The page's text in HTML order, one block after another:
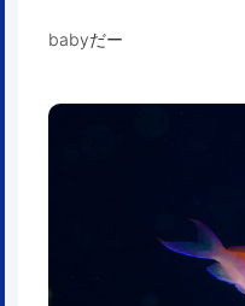
babyだー